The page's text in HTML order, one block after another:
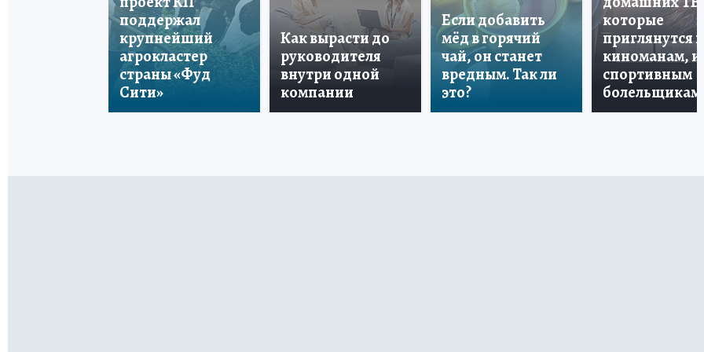
поддержал
крупнейший
агрокластер
страны «Фуд
Сити»
Как вырасти до
руководителя
внутри одной
компании
Если добавить
мёд в горячий
чай, он станет
вредным. Так ли
это?
которые
приглянутся и
киноманам, и
спортивным
болельщикам